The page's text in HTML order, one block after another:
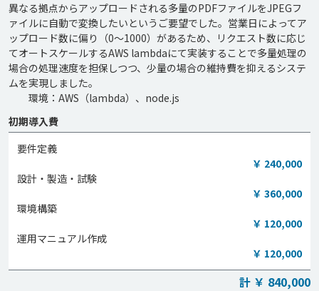
異なる拠点からアップロードされる多量のPDFファイルをJPEGフ
ァイルに自動で変換したいというご要望でした。営業日によってア
ップロード数に偏り（0～1000）があるため、リクエスト数に応じ
てオートスケールするAWS lambdaにて実装することで多量処理の
場合の処理速度を担保しつつ、少量の場合の維持費を抑えるシステ
ムを実現しました。
環境：AWS（lambda）、node.js
初期導入費
要件定義
￥ 240,000
設計・製造・試験
￥ 360,000
環境構築
￥ 120,000
運用マニュアル作成
￥ 120,000
計 ￥ 840,000